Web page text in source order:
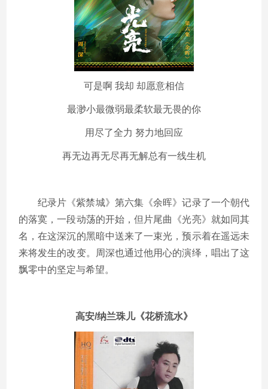
可是啊 我却 却愿意相信
最渺小最微弱最柔软最无畏的你
用尽了全力 努力地回应
再无边再无尽再无解总有一线生机
纪录片《紫禁城》第六集《余晖》记录了一个朝代
的落寞，一段动荡的开始，但片尾曲《光亮》就如同其
名，在这深沉的黑暗中送来了一束光，预示着在遥远未
来将发生的改变。周深也通过他用心的演绎，唱出了这
飘零中的坚定与希望。
高安/纳兰珠儿《花桥流水》